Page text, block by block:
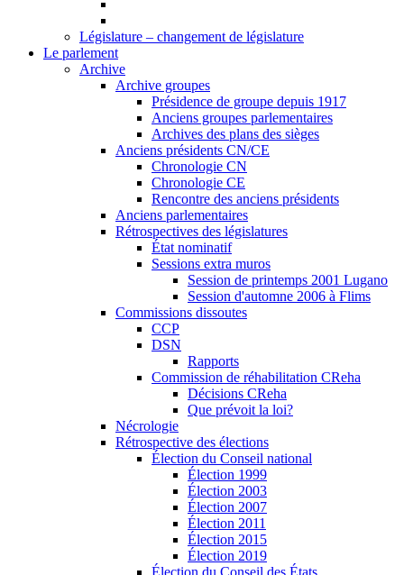
Législature – changement de législature
Le parlement
Archive
Archive groupes
Présidence de groupe depuis 1917
Anciens groupes parlementaires
Archives des plans des sièges
Anciens présidents CN/CE
Chronologie CN
Chronologie CE
Rencontre des anciens présidents
Anciens parlementaires
Rétrospectives des législatures
État nominatif
Sessions extra muros
Session de printemps 2001 Lugano
Session d'automne 2006 à Flims
Commissions dissoutes
CCP
DSN
Rapports
Commission de réhabilitation CReha
Décisions CReha
Que prévoit la loi?
Nécrologie
Rétrospective des élections
Élection du Conseil national
Élection 1999
Élection 2003
Élection 2007
Élection 2011
Élection 2015
Élection 2019